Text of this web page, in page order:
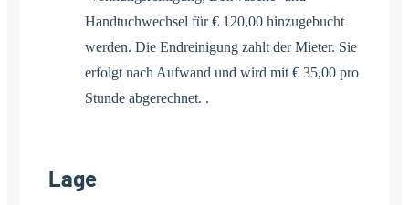
Handtuchwechsel für € 120,00 hinzugebucht
werden. Die Endreinigung zahlt der Mieter. Sie
erfolgt nach Aufwand und wird mit € 35,00 pro
Stunde abgerechnet. .
Lage